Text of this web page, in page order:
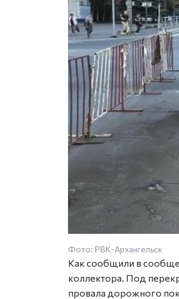
Фото: РВК-Архангельск
Как сообщили в
коллектора. Под
провала дорожного